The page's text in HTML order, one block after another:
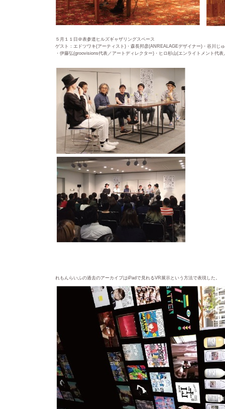
５月１１日＠表参道ヒルズギャザリングスペース
ゲスト：エドツワキ(アーティスト)・森長邦彦(ANREALAGEデザイナー)・谷川じ
・伊藤弘(groovisions代表／アートディレクター)・ヒロ杉山(エンライトメント代
れもんらいふの過去のアーカイブはiPadで見れるVR展示という方法で表現した。